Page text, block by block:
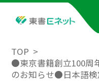
TOP
●東京書籍創立100周
のお知らせ●日本語